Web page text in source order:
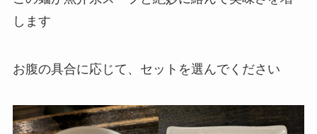
します
お腹の具合に応じて、セットを選んでください